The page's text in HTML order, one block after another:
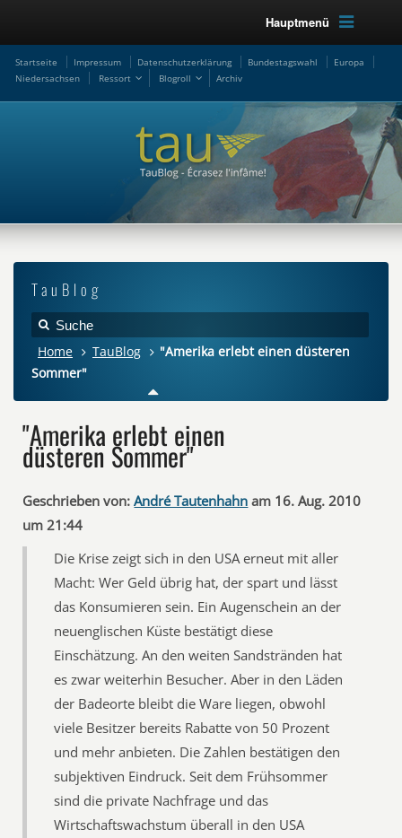
Hauptmenü
Startseite Impressum Datenschutzerklärung Bundestagswahl
Europa
Niedersachsen
Ressort Blogroll Archiv
TauBlog
Home TauBlog
"Amerika erlebt einen düsteren
Sommer"
"Amerika erlebt einen
düsteren Sommer"
Geschrieben von: André Tautenhahn am 16. Aug. 2010
um 21:44
Die Krise zeigt sich in den USA erneut mit aller
Macht: Wer Geld übrig hat, der spart und lässt
das Konsumieren sein. Ein Augenschein an der
neuenglischen Küste bestätigt diese
Einschätzung. An den weiten Sandstränden hat
es zwar weiterhin Besucher. Aber in den Läden
der Badeorte bleibt die Ware liegen, obwohl
viele Besitzer bereits Rabatte von 50 Prozent
und mehr anbieten. Die Zahlen bestätigen den
subjektiven Eindruck. Seit dem Frühsommer
sind die private Nachfrage und das
Wirtschaftswachstum überall in den USA